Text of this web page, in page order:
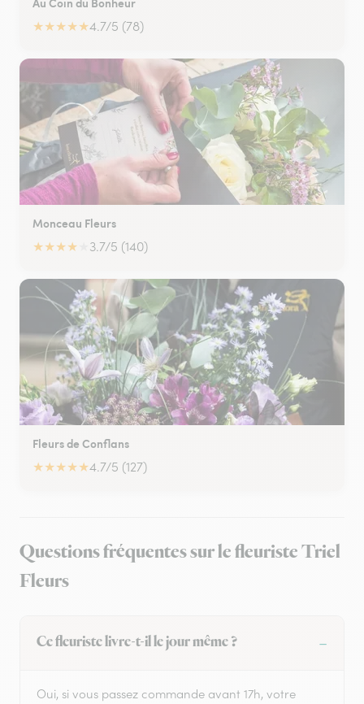
★★★★★4.7/5 (78)
Monceau Fleurs
★★★★ 3.7/5 (140)
Fleurs de Conflans
★★★★★4.7/5 (127)
Questions fréquentes sur le fleuriste Triel
Fleurs
Ce fleuriste livre-t-il le jour même ?
Oui, si vous passez commande avant 17h, votre